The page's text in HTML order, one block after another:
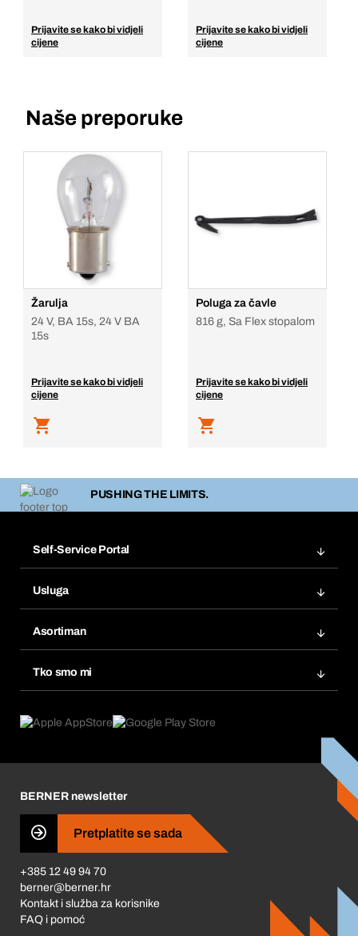
Prijavite se kako bi vidjeli
cijene
Prijavite se kako bi vidjeli
cijene
Naše preporuke
Žarulja
24 V, BA 15s, 24 V BA
15s
Prijavite se kako bi vidjeli
cijene
Poluga za čavle
816 g, Sa Flex stopalom
Prijavite se kako bi vidjeli
cijene
PUSHING THE LIMITS.
Self-Service Portal
Popisi želja
Ponovno naručivanje
Pretplate
Usluga
Tražitelji proizvoda
Asortiman
Tko smo mi
Što nas pokreće
Business Conduct
BERNER newsletter
Pretplatite se sada
+385 12 49 94 70
berner@berner.hr
Kontakt i služba za korisnike
FAQ i pomoć